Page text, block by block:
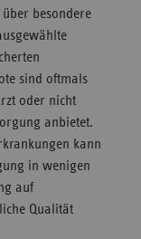
besondere
sind oftmals
oder nicht
anbietet.
kann
in wenigen
auf
Qualität